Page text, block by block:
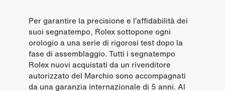
Per garantire la precisione e l’affidabilità dei
suoi segnatempo, Rolex sottopone ogni
orologio a una serie di rigorosi test dopo la
fase di assemblaggio. Tutti i segnatempo
Rolex nuovi acquistati da un rivenditore
autorizzato del Marchio sono accompagnati
da una garanzia internazionale di 5 anni. Al